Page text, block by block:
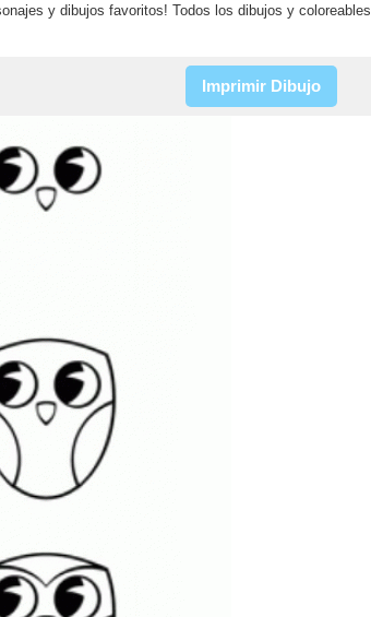
y dibujos favoritos! Todos los dibujos y coloreables
Imprimir Dibujo